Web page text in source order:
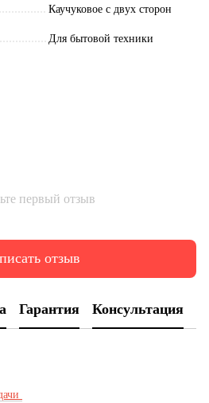
Каучуковое с двух сторон
Для бытовой техники
первый отзыв
отзыв
Гарантия Консультация